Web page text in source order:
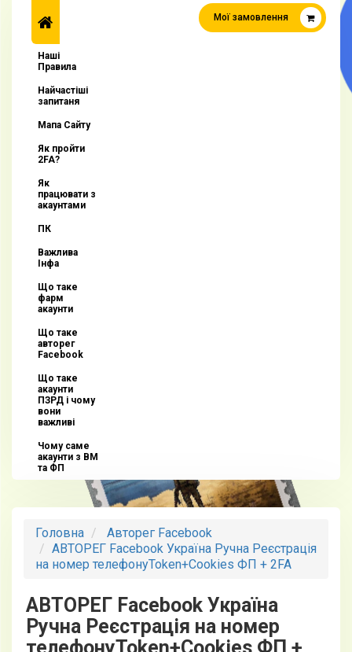
Наші
Правила
Найчастіші
запитаня
Мапа Сайту
Як пройти
2FA?
Як
працювати з
акаунтами
ПК
Важлива
Інфа
Що таке
фарм
акаунти
Що таке
авторег
Facebook
Що таке
акаунти
ПЗРД і чому
вони
важливі
Чому саме
акаунти з BM
та ФП
Мої замовлення
Головна
Авторег Facebook
АВТОРЕГ Facebook Україна Ручна Реєстрація
на номер телефонуToken+Cookies ФП + 2FA
АВТОРЕГ Facebook Україна
Ручна Реєстрація на номер